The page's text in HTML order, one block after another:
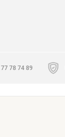
78 74 89